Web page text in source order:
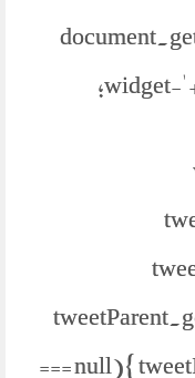
widget-'
=== null){